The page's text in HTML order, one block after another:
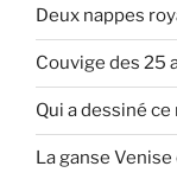
Deux nappes
Couvige des 25
Qui a dessiné ce
La ganse